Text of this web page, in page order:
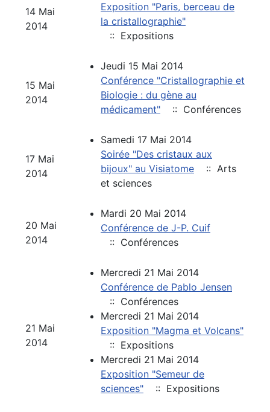
14 Mai
2014
Exposition "Paris, berceau de
la cristallographie"
:: Expositions
15 Mai
2014
Jeudi 15 Mai 2014
Conférence "Cristallographie et
Biologie : du gène au
médicament"
:: Conférences
17 Mai
2014
Samedi 17 Mai 2014
Soirée "Des cristaux aux
bijoux" au Visiatome
:: Arts
et sciences
20 Mai
2014
Mardi 20 Mai 2014
Conférence de J-P. Cuif
:: Conférences
21 Mai
2014
Mercredi 21 Mai 2014
Conférence de Pablo Jensen
:: Conférences
Mercredi 21 Mai 2014
Exposition "Magma et Volcans"
:: Expositions
Mercredi 21 Mai 2014
Exposition "Semeur de
sciences"
:: Expositions